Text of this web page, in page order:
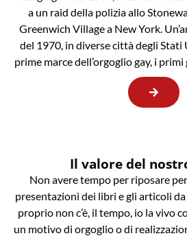
a un raid della polizia allo
Greenwich Village a New York.
del 1970, in diverse città degli
prime marce dell’orgoglio gay, i
Il valore del
Non avere tempo per riposare
presentazioni dei libri e gli articoli
proprio non c’è, il tempo, io la vivo
un motivo di orgoglio o di